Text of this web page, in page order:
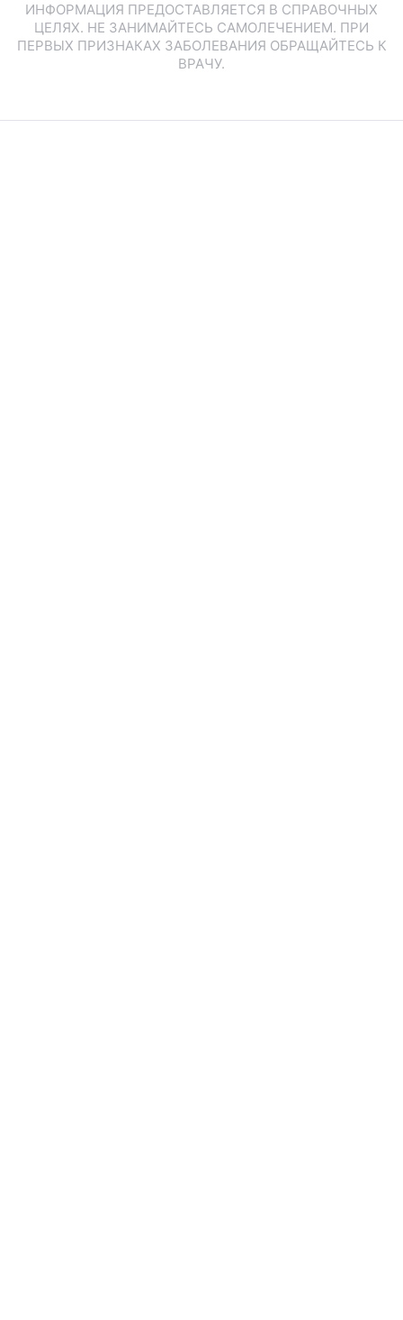
ИНФОРМАЦИЯ ПРЕДОСТАВЛЯЕТСЯ В СПРАВОЧНЫХ
ЦЕЛЯХ. НЕ ЗАНИМАЙТЕСЬ САМОЛЕЧЕНИЕМ. ПРИ
ПЕРВЫХ ПРИЗНАКАХ ЗАБОЛЕВАНИЯ ОБРАЩАЙТЕСЬ К
ВРАЧУ.